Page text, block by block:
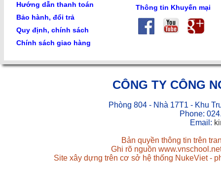
Hướng dẫn thanh toán
Bảo hành, đổi trả
Quy định, chính sách
Chính sách giao hàng
Thông tin Khuyến mại
CÔNG TY CÔNG
Phòng 804 - Nhà 17T1 - Khu
Phone:
Email:
Bản quyền thông tin trên
Ghi rõ nguồn
Site xây dựng trên cơ sở hệ thống NukeViet -